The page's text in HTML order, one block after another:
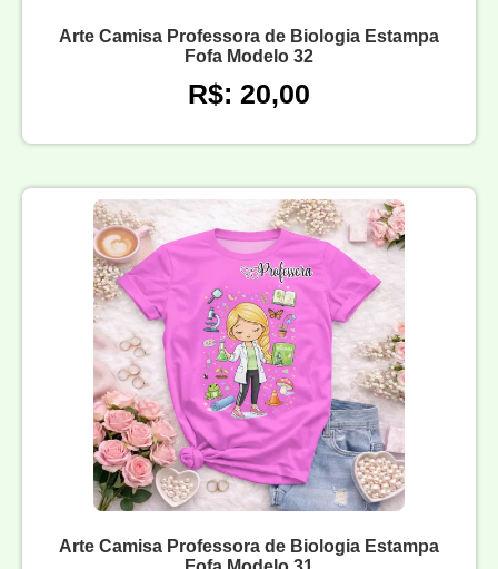
Arte Camisa Professora de Biologia Estampa
Fofa Modelo 32
R$: 20,00
Arte Camisa Professora de Biologia Estampa